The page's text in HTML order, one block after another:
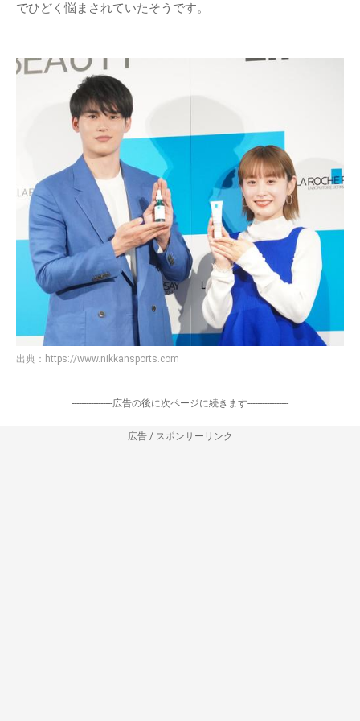
でひどく悩まされていたそうです。
出典： https://www.nikkansports.com
-----------------広告の後に次ページに続きます-----------------
広告 / スポンサーリンク